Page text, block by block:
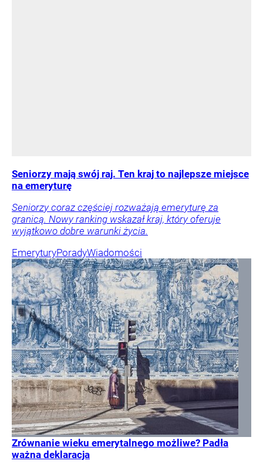
Seniorzy mają swój raj. Ten kraj to najlepsze miejsce
na emeryturę
Seniorzy coraz częściej rozważają emeryturę za
granicą. Nowy ranking wskazał kraj, który oferuje
wyjątkowo dobre warunki życia.
EmeryturyPoradyWiadomości
Zrównanie wieku emerytalnego możliwe? Padła
ważna deklaracja